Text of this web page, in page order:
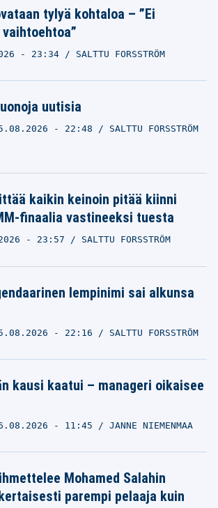
tylyä kohtaloa – ”Ei
- 23:34 SALTTU FORSSTRÖM
uutisia
- 22:48 SALTTU FORSSTRÖM
kaikin keinoin pitää kiinni
finaalia vastineeksi tuesta
- 23:57 SALTTU FORSSTRÖM
lempinimi sai alkunsa
- 22:16 SALTTU FORSSTRÖM
kausi kaatui – manageri oikaisee
- 11:45 JANNE NIEMENMAA
Mohamed Salahin
parempi pelaaja kuin